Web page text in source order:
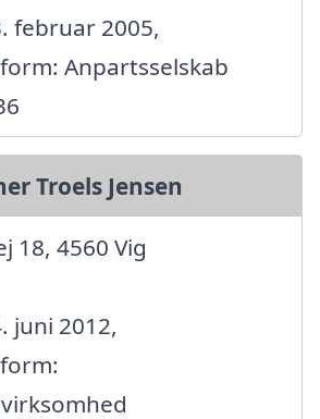
februar 2005,
Anpartsselskab
Troels Jensen
18, 4560 Vig
juni 2012,